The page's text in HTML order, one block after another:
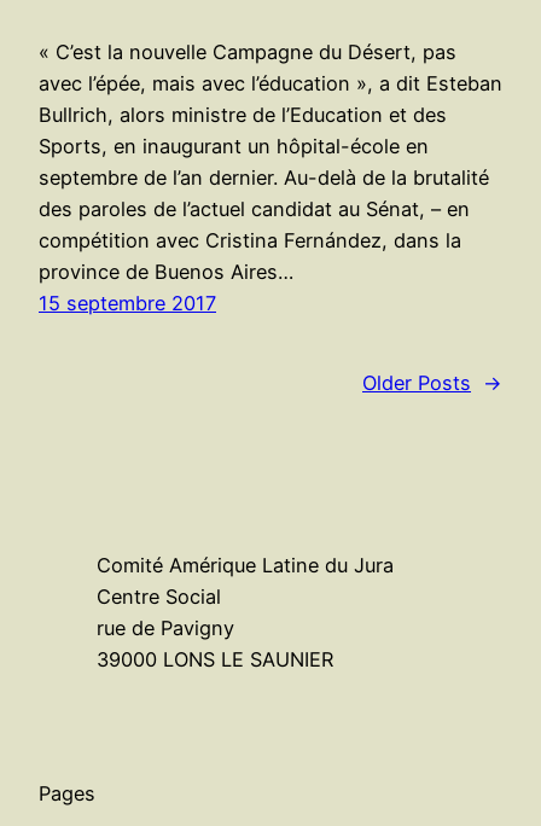
« C’est la nouvelle Campagne du Désert, pas
avec l’épée, mais avec l’éducation », a dit Esteban
Bullrich, alors ministre de l’Education et des
Sports, en inaugurant un hôpital-école en
septembre de l’an dernier. Au-delà de la brutalité
des paroles de l’actuel candidat au Sénat, – en
compétition avec Cristina Fernández, dans la
province de Buenos Aires…
15 septembre 2017
Older Posts →
Comité Amérique Latine du Jura
Centre Social
rue de Pavigny
39000 LONS LE SAUNIER
Pages